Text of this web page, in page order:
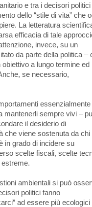
e tra i decisori politici
dello “stile di vita” che
La letteratura
efficacia di tale
invece, su un
da parte della politica –
a lungo termine ed
se necessario,
mantenerli sempre vivi –
il desiderio di
che viene sostenuta da chi
in grado di incidere su
scelte fiscali, scelte
ambientali si può
politici fanno
ad essere più ecologici